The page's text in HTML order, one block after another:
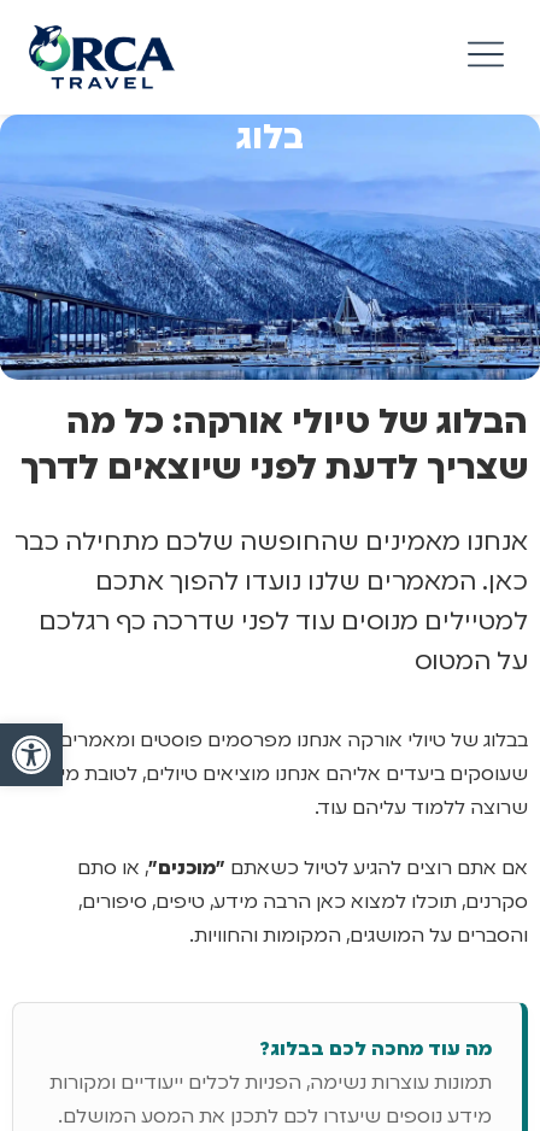
בלוג
הבלוג של טיולי אורקה: כל מה
שצריך לדעת לפני שיוצאים לדרך
אנחנו מאמינים שהחופשה שלכם מתחילה כבר
כאן. המאמרים שלנו נועדו להפוך אתכם
למטיילים מנוסים עוד לפני שדרכה כף רגלכם
על המטוס
בבלוג של טיולי אורקה אנחנו מפרסמים פוסטים ומאמרים
שעוסקים ביעדים אליהם אנחנו מוציאים טיולים, לטובת מי
שרוצה ללמוד עליהם עוד.
אם אתם רוצים להגיע לטיול כשאתם "מוכנים", או סתם
סקרנים, תוכלו למצוא כאן הרבה מידע, טיפים, סיפורים,
והסברים על המושגים, המקומות והחוויות.
מה עוד מחכה לכם בבלוג?
תמונות עוצרות נשימה, הפניות לכלים ייעודיים ומקורות
מידע נוספים שיעזרו לכם לתכנן את המסע המושלם.